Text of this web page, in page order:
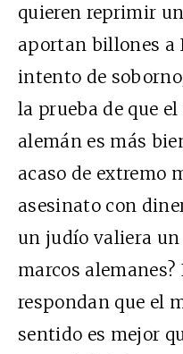
quieren reprimir
aportan billones a
intento de
la prueba de que
alemán es más
acaso de extremo
asesinato con
un judío valiera
marcos
respondan que el
sentido es mejor